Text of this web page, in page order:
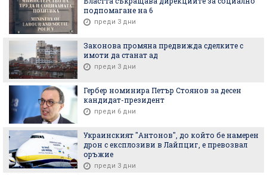
подпомагане на 6
преди 3 дни
Законова промяна предвижда сделките с
имоти да станат ад
преди 3 дни
Гербер номинира Петър Стоянов за десен
кандидат-президент
преди 6 дни
Украинският "Антонов", до който бе намерен
дрон с експлозиви в Лайпциг, е превозвал
оръжие
преди 3 дни